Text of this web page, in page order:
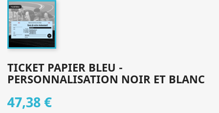
TICKET PAPIER BLEU -
PERSONNALISATION NOIR ET BLANC
47,38 €